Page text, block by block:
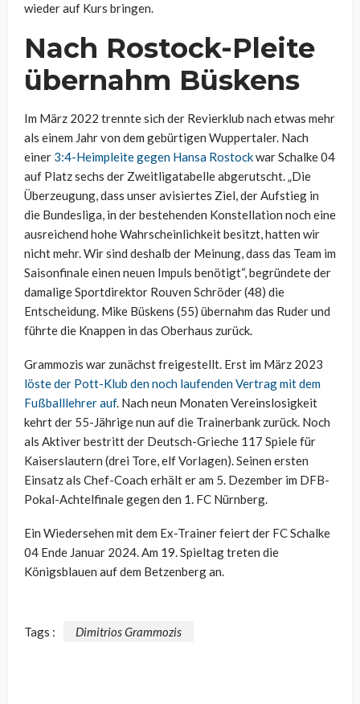
wieder auf Kurs bringen.
Nach Rostock-Pleite
übernahm Büskens
Im März 2022 trennte sich der Revierklub nach etwas mehr
als einem Jahr von dem gebürtigen Wuppertaler. Nach
einer 3:4-Heimpleite gegen Hansa Rostockwar Schalke 04
auf Platz sechs der Zweitligatabelle abgerutscht. „Die
Überzeugung, dass unser avisiertes Ziel, der Aufstieg in
die Bundesliga, in der bestehenden Konstellation noch eine
ausreichend hohe Wahrscheinlichkeit besitzt, hatten wir
nicht mehr. Wir sind deshalb der Meinung, dass das Team im
Saisonfinale einen neuen Impuls benötigt“, begründete der
damalige Sportdirektor Rouven Schröder (48) die
Entscheidung. Mike Büskens (55) übernahm das Ruder und
führte die Knappen in das Oberhaus zurück.
Grammozis war zunächst freigestellt. Erst im März 2023
löste der Pott-Klub den noch laufenden Vertrag mit dem
Fußballlehrer auf. Nach neun Monaten Vereinslosigkeit
kehrt der 55-Jährige nun auf die Trainerbank zurück. Noch
als Aktiver bestritt der Deutsch-Grieche 117 Spiele für
Kaiserslautern (drei Tore, elf Vorlagen). Seinen ersten
Einsatz als Chef-Coach erhält er am 5. Dezember im DFB-
Pokal-Achtelfinale gegen den 1. FC Nürnberg.
Ein Wiedersehen mit dem Ex-Trainer feiert der FC Schalke
04 Ende Januar 2024. Am 19. Spieltag treten die
Königsblauen auf dem Betzenberg an.
Tags : Dimitrios Grammozis